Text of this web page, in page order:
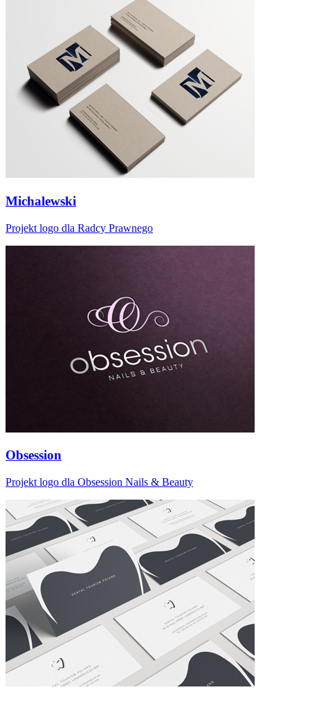
Michalewski
Projekt logo dla Radcy Prawnego
Obsession
Projekt logo dla Obsession Nails & Beauty